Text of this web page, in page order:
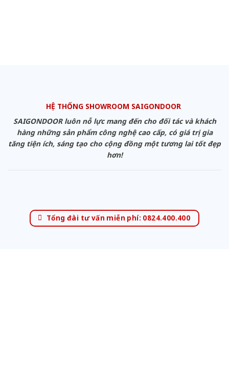
HỆ THỐNG SHOWROOM SAIGONDOOR
SAIGONDOOR luôn nỗ lực mang đến cho đối tác và khách
hàng những sản phẩm công nghệ cao cấp, có giá trị gia
tăng tiện ích, sáng tạo cho cộng đồng một tương lai tốt đẹp
hơn!
Tổng đài tư vấn miễn phí: 0824.400.400